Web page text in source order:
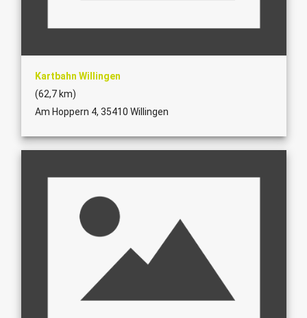
Kartbahn Willingen
(62,7 km)
Am Hoppern 4, 35410 Willingen